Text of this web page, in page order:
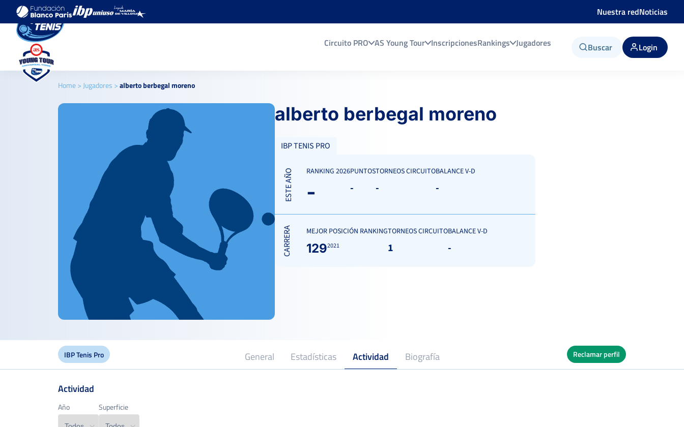
Nuestra redNoticias
Circuito PRO AS Young Tour InscripcionesRankings Jugadores Buscar Login
Home> Jugadores >alberto berbegal moreno
alberto berbegal moreno
IBP TENIS PRO
ESTE AÑO RANKING 2026
-
PUNTOS
-
TORNEOS CIRCUITO
-
BALANCE V-D
-
CARRERA MEJOR POSICIÓN RANKING
1292021
TORNEOS CIRCUITO
1
BALANCE V-D
-
IBP Tenis Pro General Estadísticas Actividad Biografía Reclamar perfil
Año Superficie
Actividad
Año Superficie